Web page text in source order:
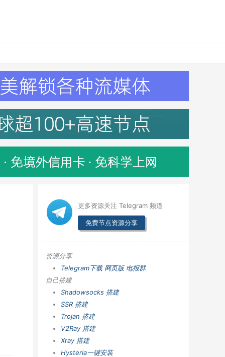
更多资源关注 Telegram 频道
免费节点资源分享
资源分享
Telegram下载 网页版 电报群
自己搭建
Shadowsocks 搭建
SSR 搭建
Trojan 搭建
V2Ray 搭建
Xray 搭建
Hysteria一键安装